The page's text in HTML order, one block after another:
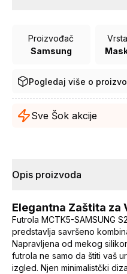
Proizvođač
Samsung
Pogledaj više o
Sve Šok akcije
Opis proizvoda
Elegantna Zaštita za
Futrola MCTK5-SAMSUNG
predstavlja savršeno
Napravljena od mekog
futrola ne samo da štiti vaš
izgled. Njen minimalistčki